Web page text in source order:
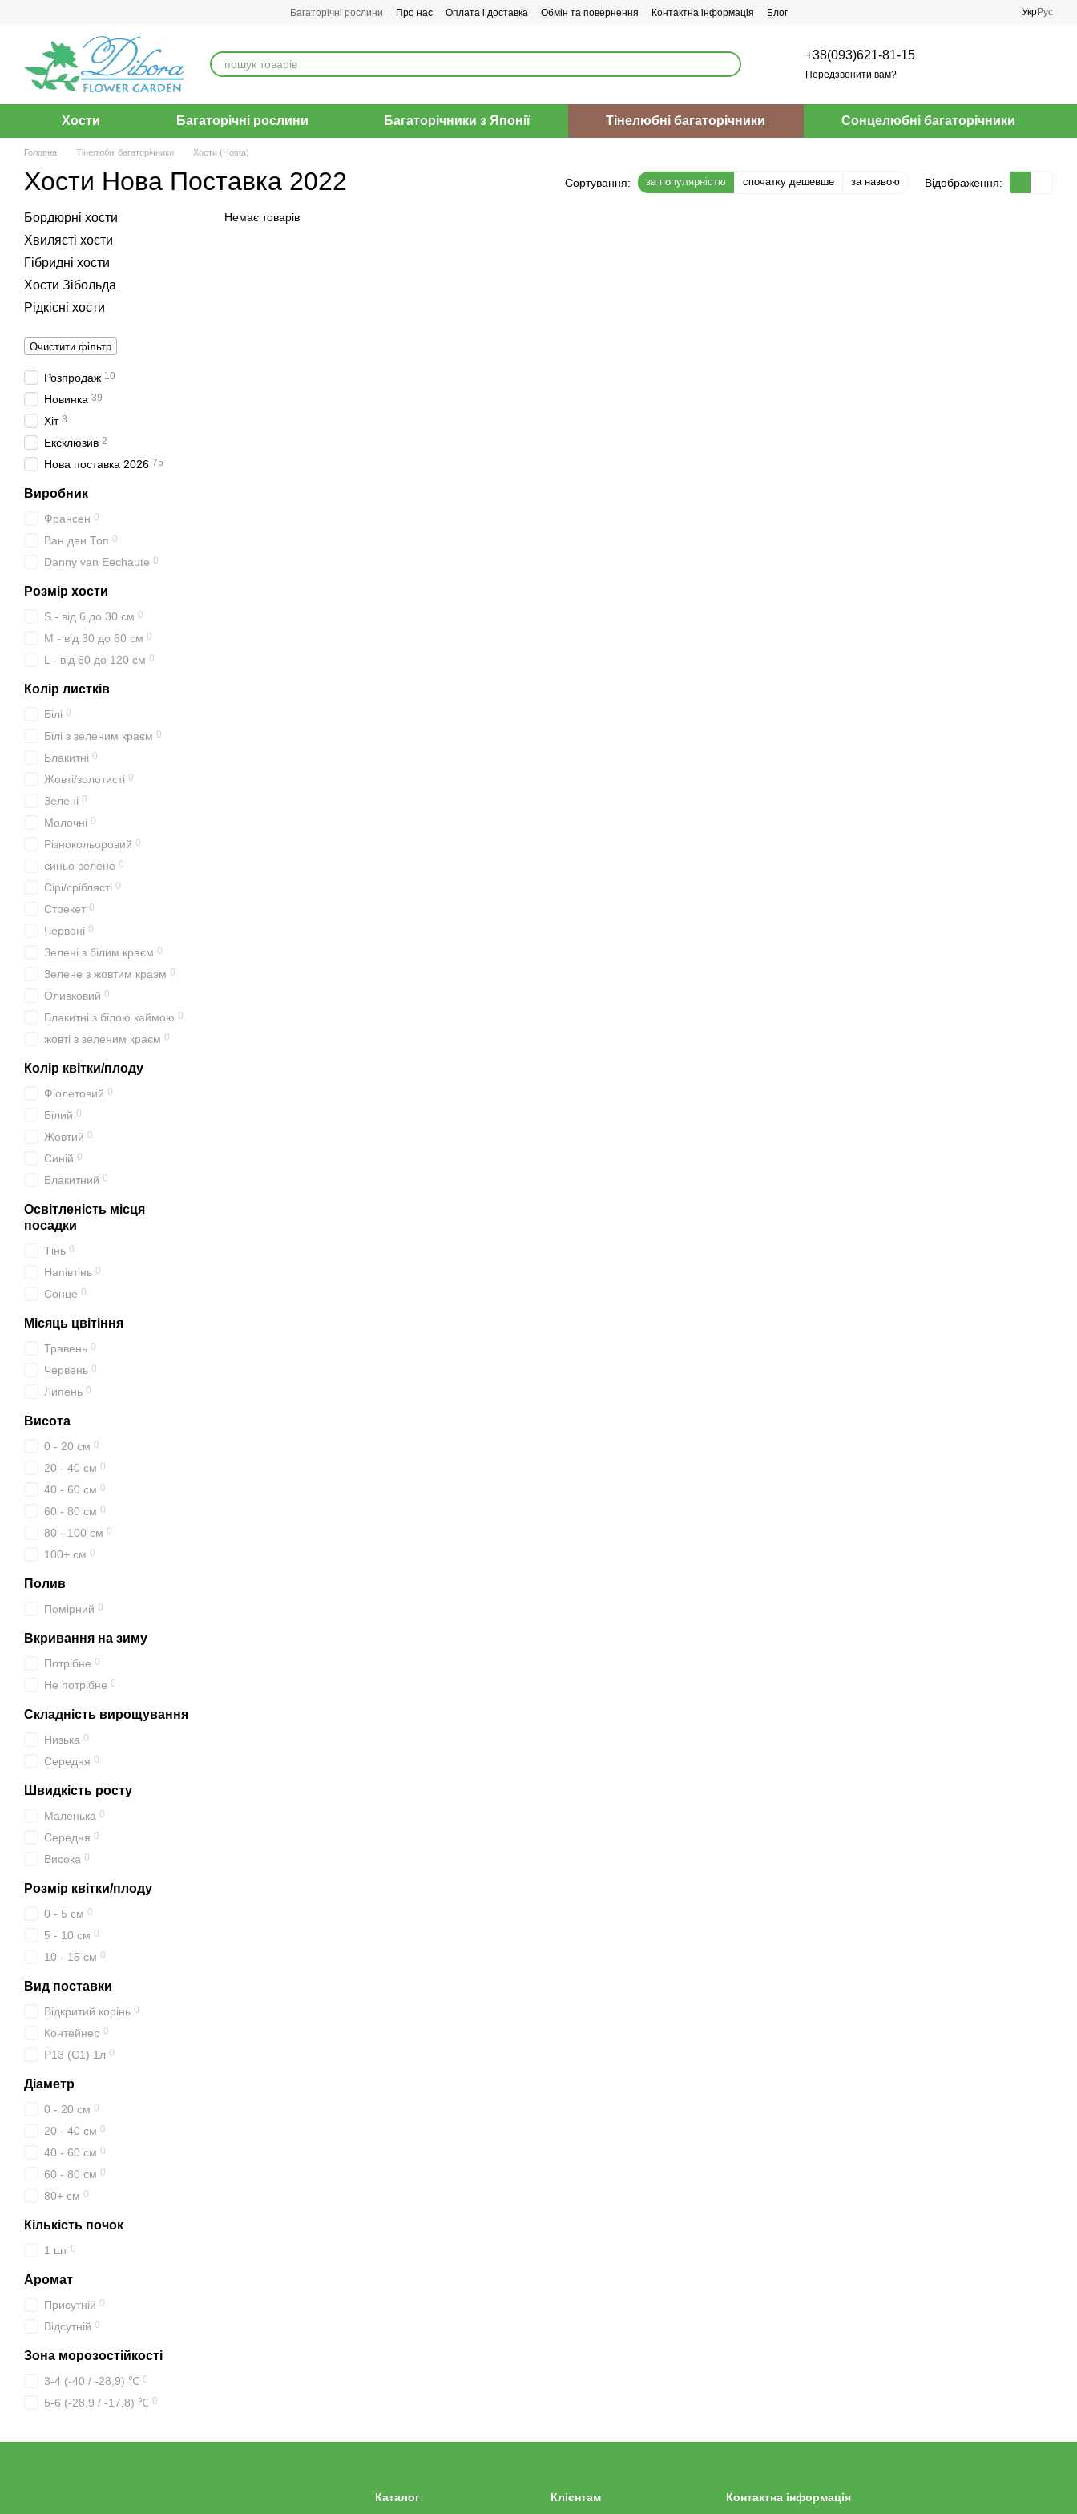
Багаторічні рослини Про нас Оплата і доставка Обмін та повернення Контактна інформація Блог УкрРус
+38(093)621-81-15
Передзвонити вам?
Хости Багаторічні рослини Багаторічники з Японії Тінелюбні багаторічники Сонцелюбні багаторічники
Головна Тінелюбні багаторічники Хости (Hosta)
Хости Нова Поставка 2022 Сортування: за популярністю спочатку дешевше за назвою Відображення:
Немає товарів
Бордюрні хости
Хвилясті хости
Гібридні хости
Хости Зібольда
Рідкісні хости
Очистити фільтр
Розпродаж 10
Новинка 39
Хіт 3
Ексклюзив 2
Нова поставка 2026 75
Виробник
Франсен 0
Ван ден Топ 0
Danny van Eechaute 0
Розмір хости
S - від 6 до 30 см 0
M - від 30 до 60 см 0
L - від 60 до 120 см 0
Колір листків
Білі 0
Білі з зеленим краєм 0
Блакитні 0
Жовті/золотисті 0
Зелені 0
Молочні 0
Різнокольоровий 0
синьо-зелене 0
Сірі/сріблясті 0
Стрекет 0
Червоні 0
Зелені з білим краєм 0
Зелене з жовтим краэм 0
Оливковий 0
Блакитні з білою каймою 0
жовті з зеленим краєм 0
Колір квітки/плоду
Фіолетовий 0
Білий 0
Жовтий 0
Синій 0
Блакитний 0
Освітленість місця
посадки
Тінь 0
Напівтінь 0
Сонце 0
Місяць цвітіння
Травень 0
Червень 0
Липень 0
Висота
0 - 20 см 0
20 - 40 см 0
40 - 60 см 0
60 - 80 см 0
80 - 100 см 0
100+ см 0
Полив
Помірний 0
Вкривання на зиму
Потрібне 0
Не потрібне 0
Складність вирощування
Низька 0
Середня 0
Швидкість росту
Маленька 0
Середня 0
Висока 0
Розмір квітки/плоду
0 - 5 см 0
5 - 10 см 0
10 - 15 см 0
Вид поставки
Відкритий корінь 0
Контейнер 0
P13 (C1) 1л 0
Діаметр
0 - 20 см 0
20 - 40 см 0
40 - 60 см 0
60 - 80 см 0
80+ см 0
Кількість почок
1 шт 0
Аромат
Присутній 0
Відсутній 0
Зона морозостійкості
3-4 (-40 / -28,9) ℃ 0
5-6 (-28,9 / -17,8) ℃ 0
Каталог Клієнтам Контактна інформація